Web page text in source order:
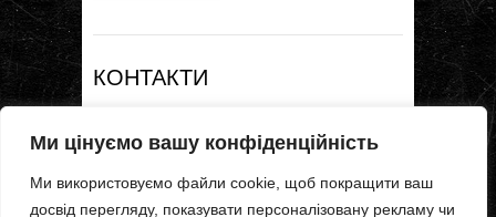
Ми цінуємо вашу конфіденційність
Ми використовуємо файли cookie, щоб покращити ваш
досвід перегляду, показувати персоналізовану рекламу чи
КОНТАКТИ
тел: ‎0637762199
pamyatnik.kharkiv@gmail.com